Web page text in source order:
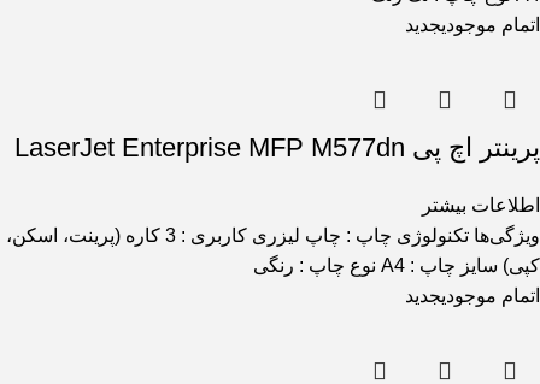
اتمام موجودیجدید
پرینتر اچ پی LaserJet Enterprise MFP M577dn
اطلاعات بیشتر
ویژگی‌ها تکنولوژی چاپ : چاپ لیزری کاربری : 3 کاره (پرینت، اسکن،
کپی) سایز چاپ : A4 نوع چاپ : رنگی
اتمام موجودیجدید